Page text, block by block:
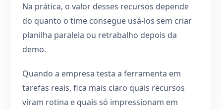
Na prática, o valor desses recursos depende
do quanto o time consegue usá-los sem criar
planilha paralela ou retrabalho depois da
demo.
Quando a empresa testa a ferramenta em
tarefas reais, fica mais claro quais recursos
viram rotina e quais só impressionam em